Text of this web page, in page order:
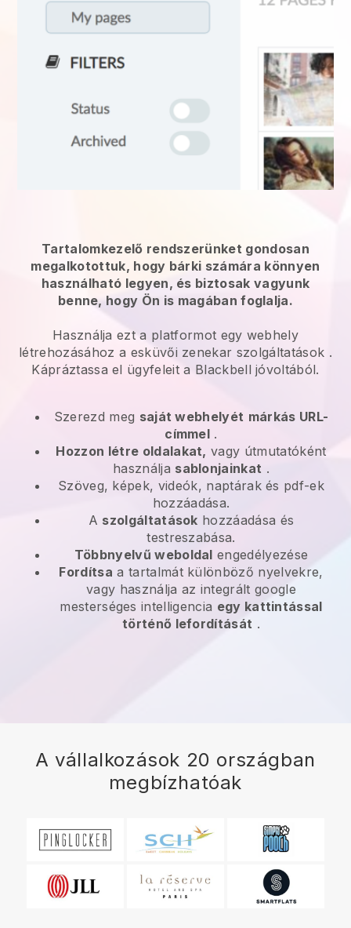
Tartalomkezelő rendszerünket gondosan
megalkotottuk, hogy bárki számára könnyen
használható legyen, és biztosak vagyunk
benne, hogy Ön is magában foglalja.
Használja ezt a platformot egy webhely
létrehozásához a esküvői zenekar szolgáltatások .
Kápráztassa el ügyfeleit a Blackbell jóvoltából.
Szerezd meg saját webhelyét márkás URL-
címmel .
Hozzon létre oldalakat, vagy útmutatóként
használja sablonjainkat .
Szöveg, képek, videók, naptárak és pdf-ek
hozzáadása.
A szolgáltatások hozzáadása és
testreszabása.
Többnyelvű weboldal engedélyezése
Fordítsa a tartalmát különböző nyelvekre,
vagy használja az integrált google
mesterséges intelligencia egy kattintással
történő lefordítását .
A vállalkozások 20 országban
megbízhatóak